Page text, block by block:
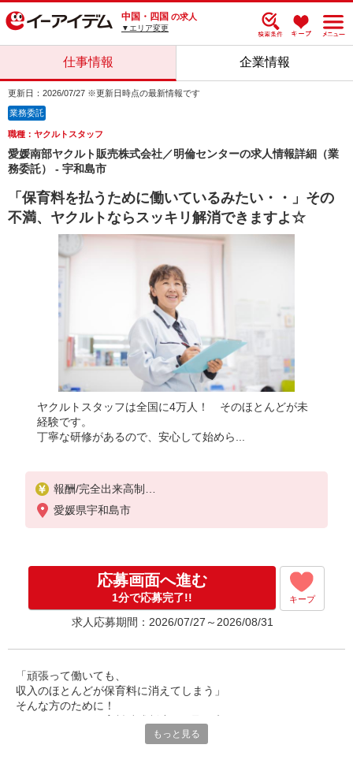
中国・四国 の求人
▼エリア変更
仕事情報 企業情報
更新日：2026/07/27 ※更新日時点の最新情報です
業務委託
職種：ヤクルトスタッフ
愛媛南部ヤクルト販売株式会社／明倫センターの求人情報詳細（業
務委託） - 宇和島市
「保育料を払うために働いているみたい・・」その
不満、ヤクルトならスッキリ解消できますよ☆
ヤクルトスタッフは全国に4万人！ そのほとんどが未
経験です。
丁寧な研修があるので、安心して始めら...
報酬/完全出来高制
月収120,000円〜/月収140,000円〜
≪勤務例≫ ※勤務地で異なる
［1］9：00〜14：00 月収約8万円
［2］9：00〜16：00 月収約12万円
※収入補償：月8万円（3ヶ月間）
◆研修制度と収入補償で、初めてでも安心！
◆働いた分はしっかり稼げます◎
収入保障期間：3か月
愛媛県宇和島市
応募画面へ進む
1分で応募完了!! キープ
求人応募期間：2026/07/27～2026/08/31
「頑張って働いても、
収入のほとんどが保育料に消えてしまう」
そんな方のために！
一般の保育園に子どもを預けている方をバックアップ◎
もっと見る